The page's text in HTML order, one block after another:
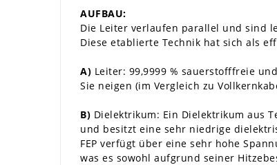
AUFBAU:
Die Leiter verlaufen parallel und sind
Diese etablierte Technik hat sich als
A) Leiter: 99,9999 % sauerstofffreie
Sie neigen (im Vergleich zu
B) Dielektrikum: Ein Dielektrikum aus
und besitzt eine sehr niedrige
FEP verfügt über eine sehr hohe
was es sowohl aufgrund seiner